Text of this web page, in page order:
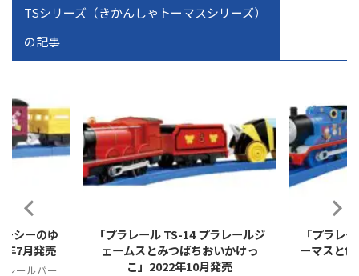
TSシリーズ（きかんしゃトーマスシリーズ）
の記事
2022/8/31
レールジ
いかけっ
売
「プラレール TS-24 プラレールト
ーマスと色あわせ貨車」2022年10
月発売
「プラレ